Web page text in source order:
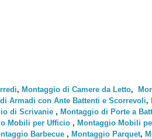
, Montaggio di Camere da Letto,
Armadi con Ante Battenti e Scorrevoli,
di Scrivanie , Montaggio di Porte a
Mobili per Ufficio , Montaggio Mobili
Barbecue , Montaggio Parquet,